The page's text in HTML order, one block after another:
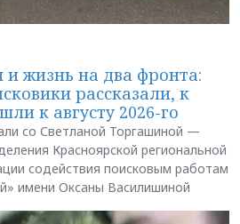
жизнь на два фронта:
рассказали, к
к августу 2026-го
со Светланой Торгашиной —
Красноярской региональной
содействия поисковым работам
имени Оксаны Василишиной